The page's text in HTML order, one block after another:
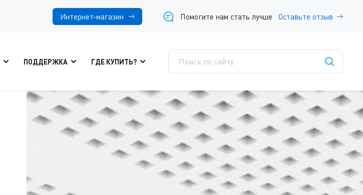
Интернет-магазин Помогите нам стать лучше Оставьте отзыв
ПОДДЕРЖКА ГДЕ КУПИТЬ?